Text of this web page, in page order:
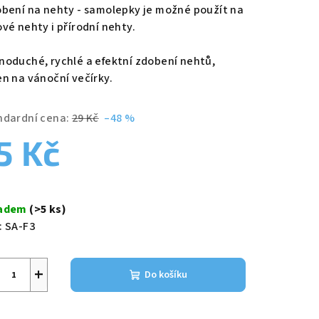
na nehty - samolepky je možné použít na
nehty i přírodní nehty.
rychlé a efektní zdobení nehtů,
na vánoční večírky.
cena: 29 Kč –48 %
Kč
(>5 ks)
SA-F3
+ Do košíku